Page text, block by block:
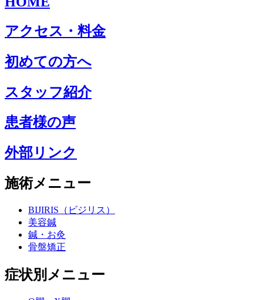
アクセス・料金
初めての方へ
スタッフ紹介
患者様の声
外部リンク
施術メニュー
BIJIRIS（ビジリス）
美容鍼
鍼・お灸
骨盤矯正
症状別メニュー